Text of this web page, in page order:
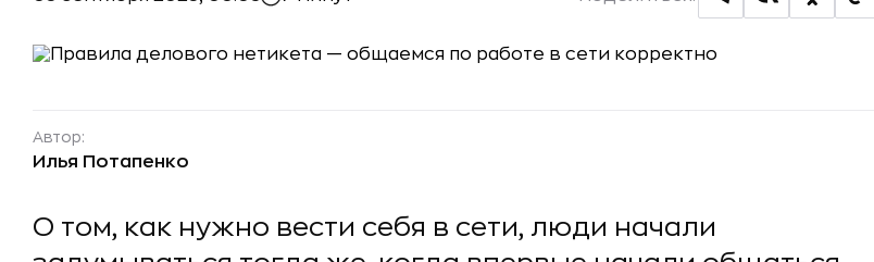
Автор:
Илья Потапенко
О том, как нужно вести себя в сети, люди начали